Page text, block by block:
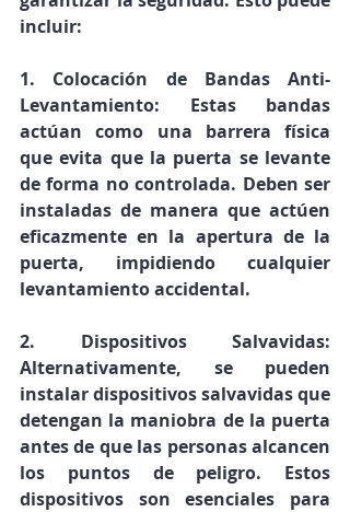
incluir:
1. Colocación de Bandas Anti-
Levantamiento: Estas bandas
actúan como una barrera física
que evita que la puerta se levante
de forma no controlada. Deben ser
instaladas de manera que actúen
eficazmente en la apertura de la
puerta, impidiendo cualquier
levantamiento accidental.
2. Dispositivos Salvavidas:
Alternativamente, se pueden
instalar dispositivos salvavidas que
detengan la maniobra de la puerta
antes de que las personas alcancen
los puntos de peligro. Estos
dispositivos son esenciales para